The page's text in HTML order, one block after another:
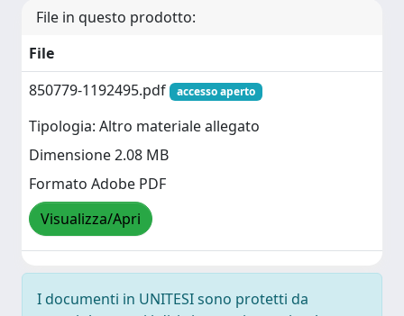
File in questo prodotto:
File
850779-1192495.pdf
accesso aperto
Tipologia: Altro materiale allegato
Dimensione 2.08 MB
Formato Adobe PDF
Visualizza/Apri
I documenti in UNITESI sono protetti da